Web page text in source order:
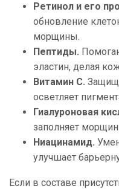
Ретинол и его
обновление
морщины.
Пептиды.
эластин, делая
Витамин C.
осветляет
Гиалуроновая
заполняет
Ниацинамид.
улучшает
Если в составе